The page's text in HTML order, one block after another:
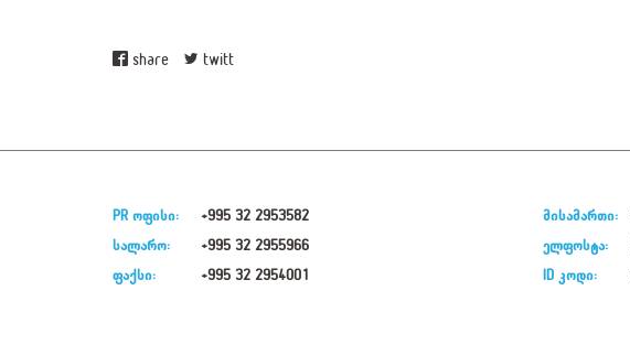
share twitt
PR ოფისი:
+995 32 2953582
სალარო:
+995 32 2955966
ფაქსი:
+995 32 2954001
მისამართი:
ელფოსტა:
ID კოდი: